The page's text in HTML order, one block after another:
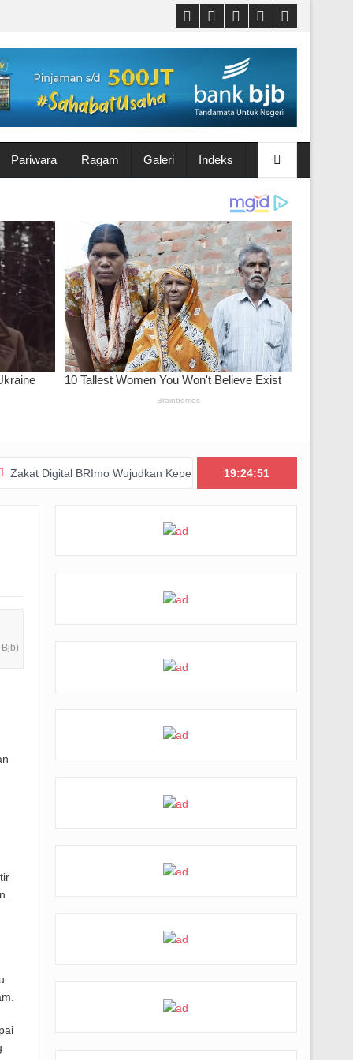
Pariwara Ragam Galeri Indeks
BRImo Wujudkan Kepedulian, BAZNAS Jabar Pastikan Bantuan
19:24:53